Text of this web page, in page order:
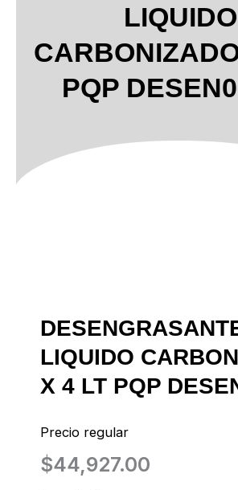
LIQUIDO
PQP
LIQUIDO
X 4 LT PQP
Precio regular
$44,927.00